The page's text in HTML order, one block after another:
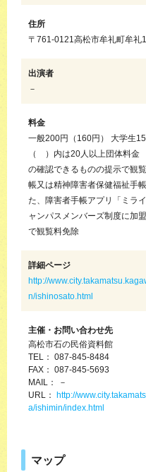
住所
〒761-0121高松市牟礼町牟礼
出演者
－
料金
一般200円（160円） 大学生
（ ）内は20人以上団体料金
の確認できるものの提示で観
帳又は精神障害者保健福祉手
た、障害者手帳アプリ「ミラ
ャンパスメンバーズ制度に加
で観覧料免除
詳細ページ
http://
n/ishinosato.html
主催・お問い合わせ先
高松市石の民俗資料館
TEL： 087-845-8484
FAX： 087-845-5693
MAIL： －
URL： http://
a/ishimin/index.html
マップ